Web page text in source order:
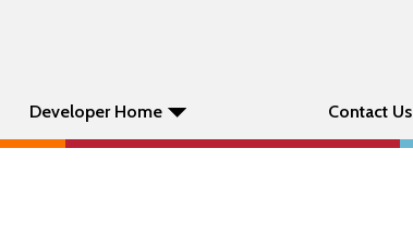
Developer Home Contact Us